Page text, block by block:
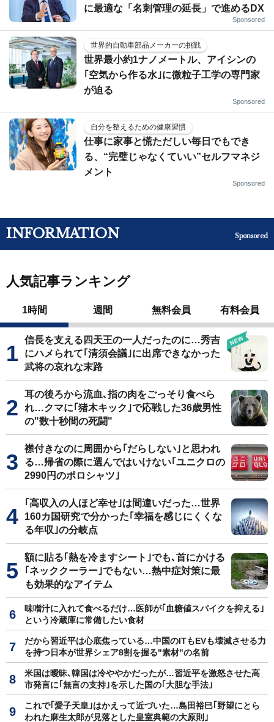
に最適な「名刺管理の延長」で進めるDX
Sponsored
世界的自動車部品メーカーの挑戦
世界最小約1ナノメートル、アイシンの
｢空気から作る水｣に微粒子工学の専門家
が迫る
Sponsored
自分を整えるための健康習慣
仕事に家事と慌ただしい毎日でもでき
る、“完璧じゃなくていい”セルフマネジ
メント
Sponsored
INFORMATION Sponsored
人気記事ランキング
1時間 週間 無料会員 有料会員
信長を支える四天王の一人だったのに…秀吉
にハメられて｢清須会議｣に出席できなかった
武将の哀れな末路
耳の後ろから流血､指の肉をごっそり食べら
れ…クマに｢猪木キック｣で応戦した36歳男性
の"数十秒間の死闘"
襟付きなのに周囲から｢だらしない｣と思われ
る…帰省の際に選んではいけない｢ユニクロの
2990円のポロシャツ｣
｢高収入の人ほど幸せ｣は間違いだった…世界
160カ国研究で分かった｢幸福を感じにくくな
る年収｣の分岐点
額に貼る｢熱を冷ますシート｣でも､首にかける
｢ネッククーラー｣でもない…熱中症対策に最
も効果的なアイテム
味噌汁に入れて食べるだけ…医師が｢血糖値スパイクを抑える｣
という冷蔵庫に常備したい食材
だから習近平は心底焦っている…中国のITもEVも壊滅させる力
を持つ日本が世界シェア8割を握る"素材"の名前
米国は曖昧､韓国は冷ややかだったが…習近平を激怒させた高
市発言に｢無言の支持｣を示した国の｢大胆な手法｣
これで｢愛子天皇｣はかえって近づいた…島田裕巳｢野望にとら
われた麻生太郎が見落とした皇室典範の大原則｣